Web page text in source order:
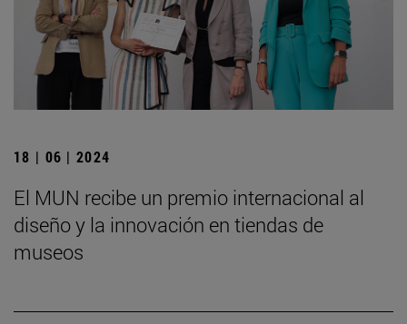
18 | 06 | 2024
El MUN recibe un premio internacional al
diseño y la innovación en tiendas de
museos